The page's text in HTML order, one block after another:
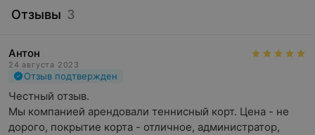
Отзывы 3
Антон
24 августа 2023
Отзыв подтвержден
Честный отзыв.
Мы компанией арендовали теннисный корт. Цена - не
дорого, покрытие корта - отличное, администратор,